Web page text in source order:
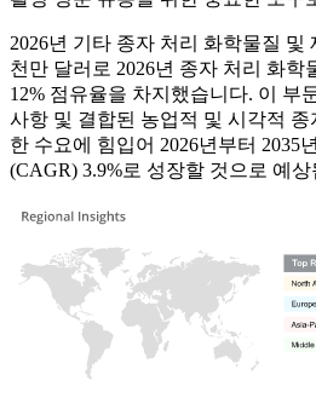
2026년 기타 종자 처리 화학물질 및
천만 달러로 2026년 종자 처리 화학
12% 점유율을 차지했습니다. 이 부
사항 및 결합된 농업적 및 시각적
한 수요에 힘입어 2026년부터 2035
(CAGR) 3.9%로 성장할 것으로 예상